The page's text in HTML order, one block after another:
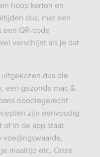
hoop karton en
dus, met een
een QR-code
verschijnt als je dat
dus die
een gezonde mac &
noodlegerecht
zijn eenvoudig
of in de app staat
maaltijd etc. Onze